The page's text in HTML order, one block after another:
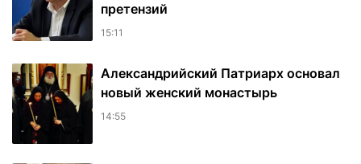
претензий
15:11
Александрийский Патриарх основал
новый женский монастырь
14:55